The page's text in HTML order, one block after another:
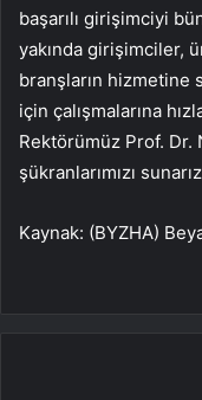
başarılı girişimciyi
yakında girişimciler,
branşların hizmetine
için çalışmalarına
Rektörümüz Prof. Dr.
şükranlarımızı
Kaynak: (BYZHA)